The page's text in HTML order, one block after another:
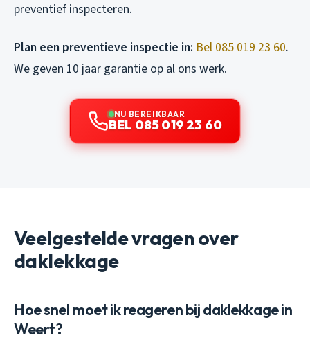
preventief inspecteren.
Plan een preventieve inspectie in: Bel 085 019 23 60.
We geven 10 jaar garantie op al ons werk.
NU BEREIKBAAR
BEL 085 019 23 60
Veelgestelde vragen over
daklekkage
Hoe snel moet ik reageren bij daklekkage in
Weert?